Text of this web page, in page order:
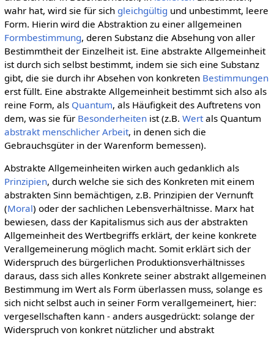
wahr hat, wird sie für sich gleichgültig und unbestimmt, leere
Form. Hierin wird die Abstraktion zu einer allgemeinen
Formbestimmung, deren Substanz die Absehung von aller
Bestimmtheit der Einzelheit ist. Eine abstrakte Allgemeinheit
ist durch sich selbst bestimmt, indem sie sich eine Substanz
gibt, die sie durch ihr Absehen von konkreten Bestimmungen
erst füllt. Eine abstrakte Allgemeinheit bestimmt sich also als
reine Form, als Quantum, als Häufigkeit des Auftretens von
dem, was sie für Besonderheitenist (z.B. Wertals Quantum
abstrakt menschlicher Arbeit, in denen sich die
Gebrauchsgüter in der Warenform bemessen).
Abstrakte Allgemeinheiten wirken auch gedanklich als
Prinzipien, durch welche sie sich des Konkreten mit einem
abstrakten Sinn bemächtigen, z.B. Prinzipien der Vernunft
(Moral) oder der sachlichen Lebensverhältnisse. Marx hat
bewiesen, dass der Kapitalismus sich aus der abstrakten
Allgemeinheit des Wertbegriffs erklärt, der keine konkrete
Verallgemeinerung möglich macht. Somit erklärt sich der
Widerspruch des bürgerlichen Produktionsverhältnisses
daraus, dass sich alles Konkrete seiner abstrakt allgemeinen
Bestimmung im Wert als Form überlassen muss, solange es
sich nicht selbst auch in seiner Form verallgemeinert, hier:
vergesellschaften kann - anders ausgedrückt: solange der
Widerspruch von konkret nützlicher und abstrakt